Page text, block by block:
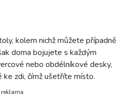
kolem nichž můžete případně
doma bojujete s každým
nebo obdélníkové desky,
zdi, čímž ušetříte místo.
reklama